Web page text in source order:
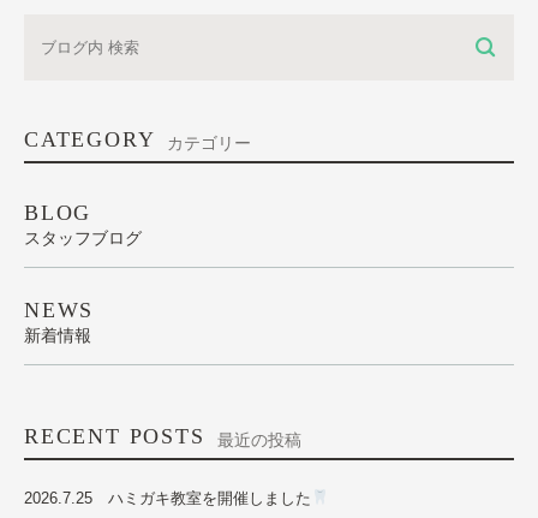
CATEGORY カテゴリー
BLOG
スタッフブログ
NEWS
新着情報
RECENT POSTS 最近の投稿
2026.7.25 ハミガキ教室を開催しました